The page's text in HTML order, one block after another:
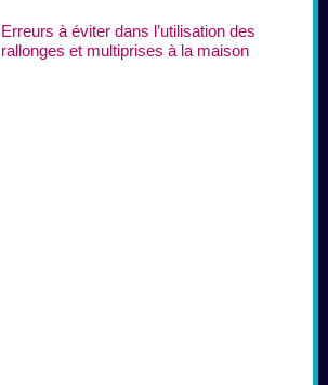
Erreurs à éviter dans l’utilisation des
rallonges et multiprises à la maison